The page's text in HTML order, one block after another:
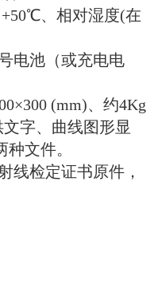
线； X、γ射
合锂玻璃探
~100mSv/h
20mSv/h